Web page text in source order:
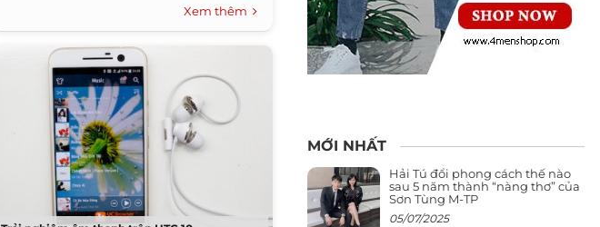
Xem thêm
MỚI NHẤT
Hải Tú đổi phong cách thế nào
sau 5 năm thành “nàng thơ” của
Sơn Tùng M-TP
05/07/2025